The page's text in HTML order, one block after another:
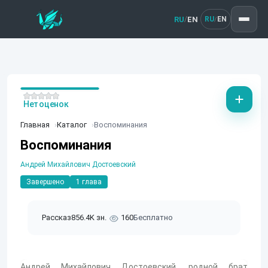
RU/EN RU/ EN
Главная Каталог Воспоминания
Воспоминания
Андрей Михайлович Достоевский
Завершено 1 глава
Рассказ856.4K зн. 160Бесплатно
Нет оценок